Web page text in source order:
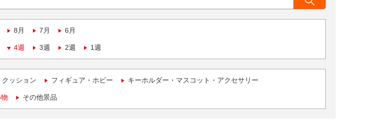
8月 7月 6月
4週 3週 2週 1週
ッション フィギュア・ホビー キーホルダー・マスコット・アクセサリー
その他景品